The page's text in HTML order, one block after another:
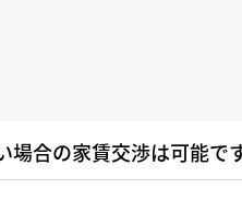
場合の家賃交渉は可能で